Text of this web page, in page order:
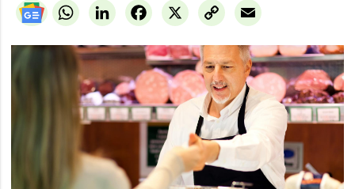
WhatsAppLinkedIn X
Facebook
Copy
Link
Email